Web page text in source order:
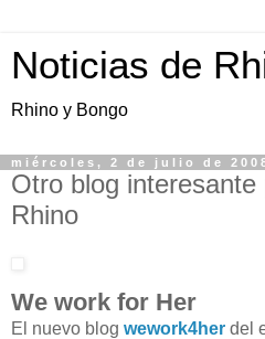
Noticias de
Rhino y Bongo
miércoles, 2 de julio de
Otro blog
Rhino
We work for Her
El nuevo blog wework4her del